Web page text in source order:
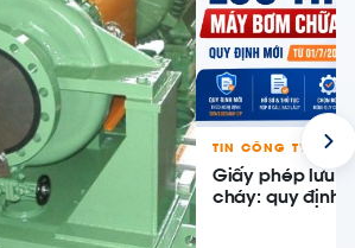
TIN CÔNG TY
Giấy phép lưu
cháy: quy định